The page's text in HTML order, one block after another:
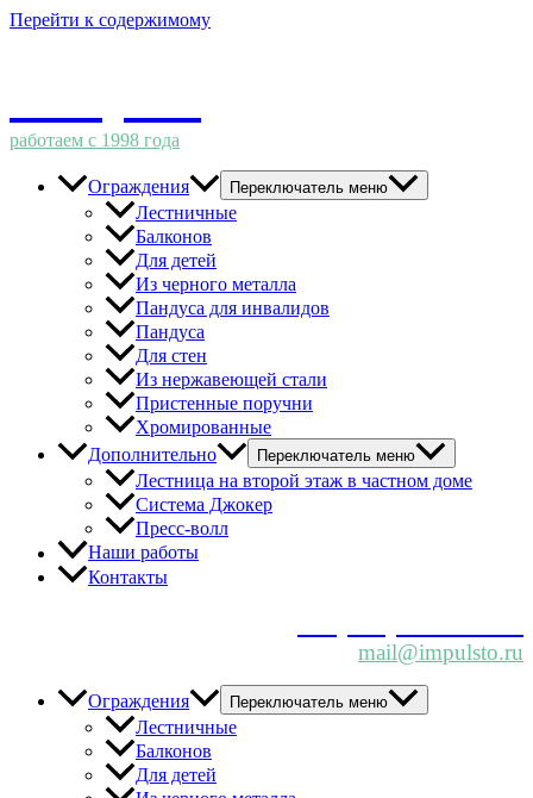
Перейти к содержимому
работаем с 1998 года
Ограждения Переключатель меню
Лестничные
Балконов
Для детей
Из черного металла
Пандуса для инвалидов
Пандуса
Для стен
Из нержавеющей стали
Пристенные поручни
Хромированные
Дополнительно
Переключатель меню
Лестница на второй этаж в частном доме
Система Джокер
Пресс-волл
Наши работы
Контакты
mail@impulsto.ru
Ограждения Переключатель меню
Лестничные
Балконов
Для детей